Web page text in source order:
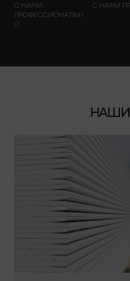
С НАМИ
ПРОФЕССИОНАЛЬН
О
С НАМИ
НАШИ